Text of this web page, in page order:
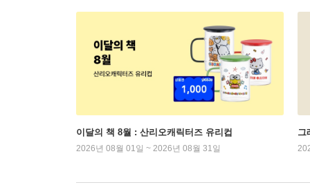
이달의 책 8월 : 산리오캐릭터즈 유리컵
2026년 08월 01일 ~ 2026년 08월 31일
그